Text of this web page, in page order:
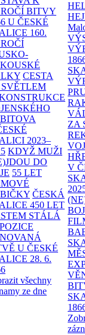
BITVY
U ČESKÉ
160.
CESTA
2023–
KDYŽ MUŽI
DO
55 LET
ČESKÁ
450 LET
STÁLÁ
U ČESKÉ
28. 6.
všechny
ze dne
ZA
V